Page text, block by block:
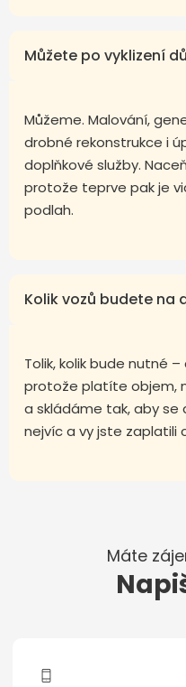
Můžete po vyklizení
Můžeme. Malování,
drobné rekonstrukce i
doplňkové služby.
protože teprve pak je
podlah.
Kolik vozů budete na
Tolik, kolik bude nutné
protože platíte objem,
a skládáme tak, aby se
nejvíc a vy jste zaplatili
Máte